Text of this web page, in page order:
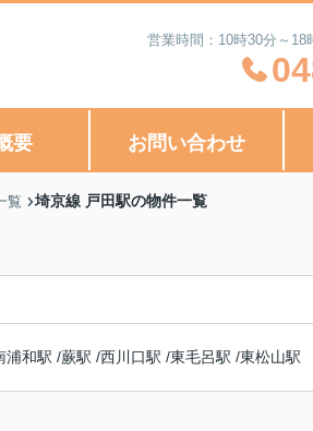
営業時間：10時30分～
要 お問い合わせ
覧 埼京線 戸田駅の物件一覧
浦和駅 /蕨駅 /西川口駅 /東毛呂駅 /東松山駅